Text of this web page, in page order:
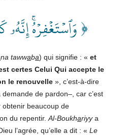
﴿ وَٱسۡتَغۡفِرۡهُۚ إِنَّهُۥ
na tawwaba) qui signifie : « et
certes Celui Qui accepte le
le renouvelle », c’est-à-dire
demande de pardon–, car c’est
obtenir beaucoup de
du repentir. Al-Boukhariyya
l’agrée, qu’elle a dit : « Le